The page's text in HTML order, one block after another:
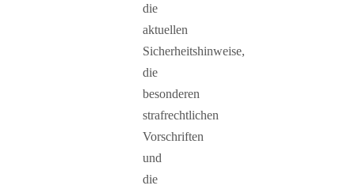
die
aktuellen
Sicherheitshinweise,
die
besonderen
strafrechtlichen
Vorschriften
und
die